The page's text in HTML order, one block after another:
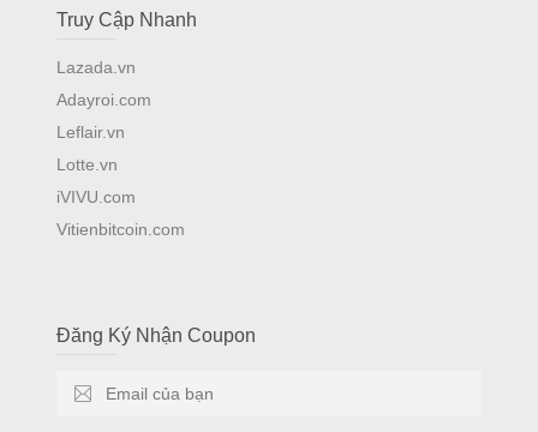
Truy Cập Nhanh
Lazada.vn
Adayroi.com
Leflair.vn
Lotte.vn
iVIVU.com
Vitienbitcoin.com
Đăng Ký Nhận Coupon